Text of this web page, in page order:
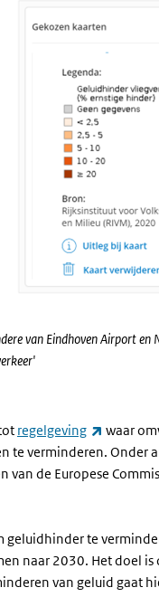
van Eindhoven Airport en
regelgeving (externe
waar
te verminderen. Onder
de Europese
geluidhinder te
naar 2030. Het doel
van geluid gaat